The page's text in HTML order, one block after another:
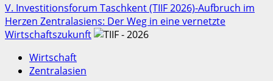
V. Investitionsforum Taschkent (TIIF 2026)-Aufbruch im
Herzen Zentralasiens: Der Weg in eine vernetzte
Wirtschaftszukunft
Wirtschaft
Zentralasien